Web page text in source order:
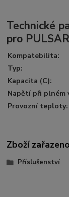
Technické
pro
Kompatebilita:
Typ:
Kapacita (C):
Napětí při plném
Provozní teploty:
Zboží
Příslušenství